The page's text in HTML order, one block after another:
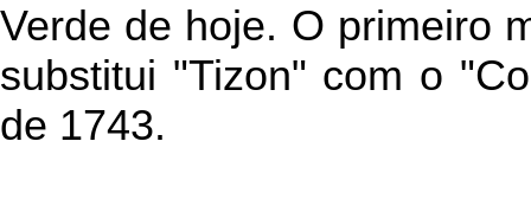
Verde de hoje. O primeiro
substitui "Tizon" com o
de 1743.